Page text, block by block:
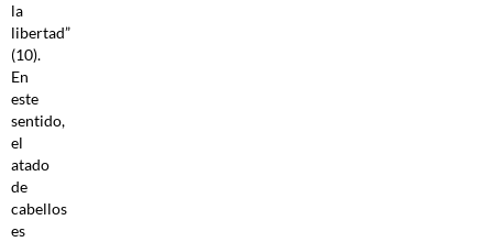
la
libertad”
(10).
En
este
sentido,
el
atado
de
cabellos
es